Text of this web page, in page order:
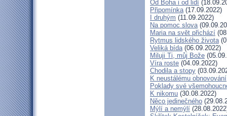
Od Boha i od lidí
Připomínka(17.09.2022)
I druhým (11.09.2022)
Na pomoc slova
Maria na svět přichází
Rytmus lidského života
Veliká bída(06.09.2022)
Miluji Ti, můj Bože
Víra roste (04.09.2022)
Chodila a stopy
K neustálému obnovování
Poklady své
K nikomu (30.08.2022)
Něco jedinečného
Mýlí a nemýlí